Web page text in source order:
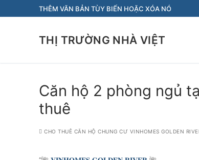
đến
THÊM VĂN BẢN TÙY BIẾN HOẶC XÓA NÓ
THỊ TRƯỜNG NHÀ VIỆT
Căn hộ 2 phòng ngủ
thuê
CHO THUÊ CĂN HỘ CHUNG CƯ VINHOMES GOLDEN